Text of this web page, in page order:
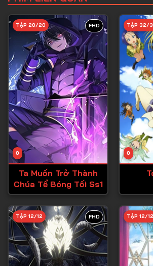
Tập 6
Tập 7
Tập 8
Tập 9
Tập 10
Tập 11
Tập 12
Tập 13
Tập 14
Tập 15
Tập 17
Tập 18
Tập 19
Tập 20
FHD
0
TẬP 20/20
Ta Muốn Trở Thành
Chúa Tể Bóng Tối Ss1
0
TẬP 32/
FHD
TẬP 12/12 TẬP 12/12